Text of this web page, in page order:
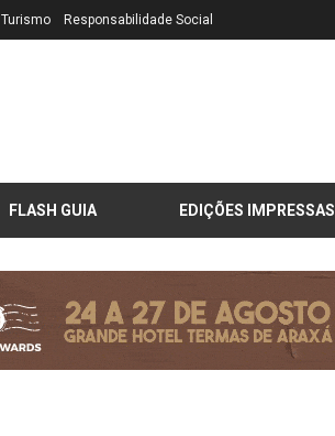
Turismo Responsabilidade Social
FLASH GUIA EDIÇÕES IMPRESSAS